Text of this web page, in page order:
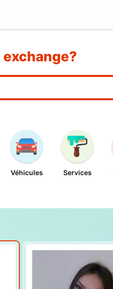
exchange?
rent?
Véhicules Services